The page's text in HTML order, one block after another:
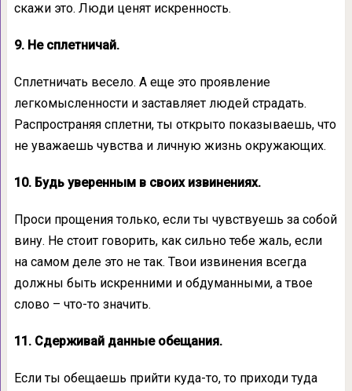
скажи это. Люди ценят искренность.
9. Не сплетничай.
Сплетничать весело. А еще это проявление
легкомысленности и заставляет людей страдать.
Распространяя сплетни, ты открыто показываешь, что
не уважаешь чувства и личную жизнь окружающих.
10. Будь уверенным в своих извинениях.
Проси прощения только, если ты чувствуешь за собой
вину. Не стоит говорить, как сильно тебе жаль, если
на самом деле это не так. Твои извинения всегда
должны быть искренними и обдуманными, а твое
слово – что-то значить.
11. Сдерживай данные обещания.
Если ты обещаешь прийти куда-то, то приходи туда